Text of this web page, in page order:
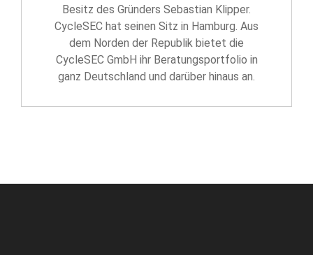
Besitz des Gründers Sebastian Klipper.
CycleSEC hat seinen Sitz in Hamburg. Aus
dem Norden der Republik bietet die
CycleSEC GmbH ihr Beratungsportfolio in
ganz Deutschland und darüber hinaus an.